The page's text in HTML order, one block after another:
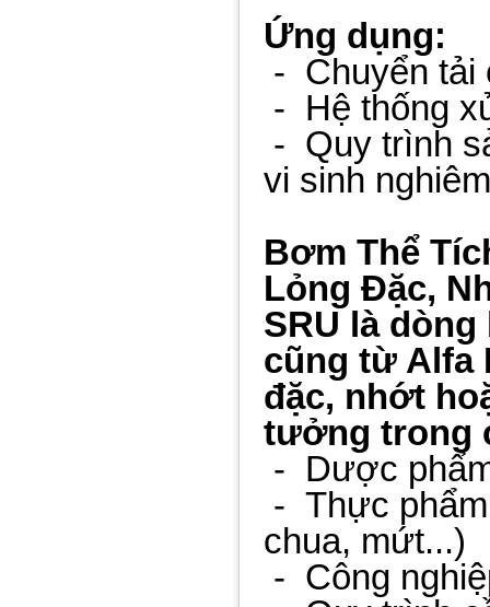
Ứng dụng:
- Chuyển tải
- Hệ thống
- Quy trình
vi sinh
Bơm Thể
Lỏng Đặc,
SRU là
cũng từ Alfa
đặc, nhớt
tưởng trong
- Dược
- Thực
chua, mứt...)
- Công